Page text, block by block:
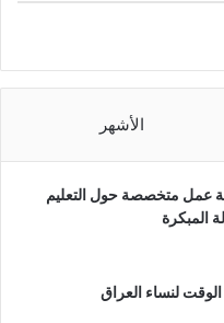
الأشهر
عمل متخصصة حول التعليم
المبكرة
لنساء العراق